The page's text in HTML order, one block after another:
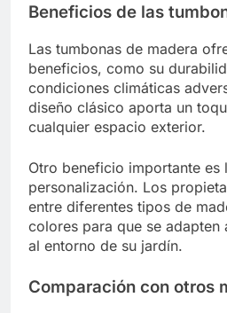
Beneficios de las
Las tumbonas de madera
beneficios, como su
condiciones climáticas
diseño clásico aporta un
cualquier espacio exterior.
Otro beneficio importante es
personalización. Los
entre diferentes tipos de
colores para que se adapten
al entorno de su jardín.
Comparación con otros